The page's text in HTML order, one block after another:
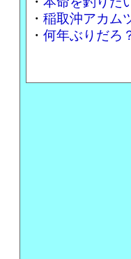
・ 稲取沖アカム
・ 何年ぶりだろ